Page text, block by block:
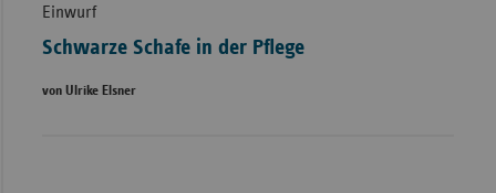
Einwurf
Schwarze Schafe in der Pflege
von Ulrike Elsner